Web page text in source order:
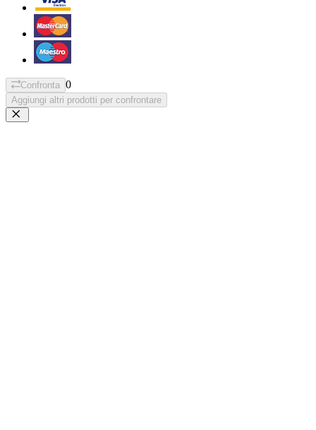
Confronta 0
Aggiungi altri prodotti per confrontare